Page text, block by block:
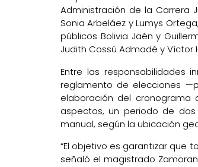
Administración de la Carrera
Sonia Arbeláez y Lumys
públicos Bolivia Jaén y
Judith Cossú Admadé y
Entre las responsabilidades
reglamento de elecciones
elaboración del cronograma
aspectos, un periodo de
manual, según la ubicación
“El objetivo es garantizar que
señaló el magistrado